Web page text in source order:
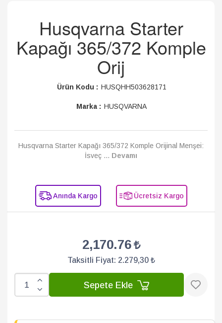
Husqvarna Starter
Kapağı 365/372 Komple
Orij
Ürün Kodu : HUSQHH503628171
Marka : HUSQVARNA
Husqvarna Starter Kapağı 365/372 Komple Orijinal Menşei:
İsveç ... Devamı
Anında Kargo Ücretsiz Kargo
2,170.76
Taksitli Fiyat: 2.279,30 ₺
Sepete Ekle